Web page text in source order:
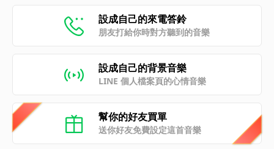
設成自己的來電答鈴
朋友打給你時對方聽到的音樂
設成自己的背景音樂
LINE 個人檔案頁的心情音樂
幫你的好友買單
送你好友免費設定這首音樂